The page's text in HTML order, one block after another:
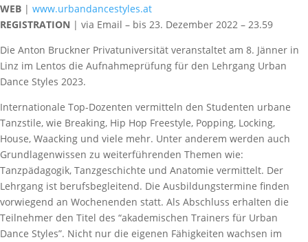
WEB | www.urbandancestyles.at
REGISTRATION | via Email – bis 23. Dezember 2022 – 23.59
Die Anton Bruckner Privatuniversität veranstaltet am 8. Jänner in
Linz im Lentos die Aufnahmeprüfung für den Lehrgang Urban
Dance Styles 2023.
Internationale Top-Dozenten vermitteln den Studenten urbane
Tanzstile, wie Breaking, Hip Hop Freestyle, Popping, Locking,
House, Waacking und viele mehr. Unter anderem werden auch
Grundlagenwissen zu weiterführenden Themen wie:
Tanzpädagogik, Tanzgeschichte und Anatomie vermittelt. Der
Lehrgang ist berufsbegleitend. Die Ausbildungstermine finden
vorwiegend an Wochenenden statt. Als Abschluss erhalten die
Teilnehmer den Titel des “akademischen Trainers für Urban
Dance Styles”. Nicht nur die eigenen Fähigkeiten wachsen im